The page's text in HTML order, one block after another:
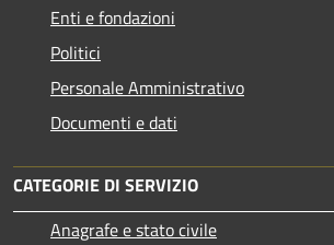
Enti e fondazioni
Politici
Personale Amministrativo
Documenti e dati
CATEGORIE DI SERVIZIO
Anagrafe e stato civile